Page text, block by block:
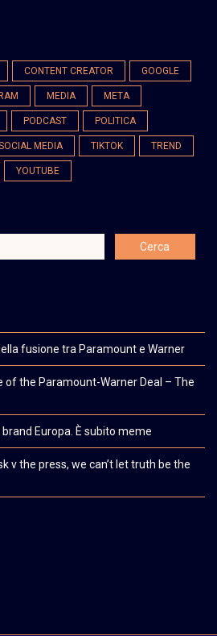
CONTENT CREATOR GOOGLE
MEDIA META
PODCAST POLITICA
MEDIA TIKTOK TREND
YOUTUBE
fusione tra Paramount e Warner
of the Paramount-Warner Deal – The
Europa. È subito meme
v the press, we can’t let truth be the